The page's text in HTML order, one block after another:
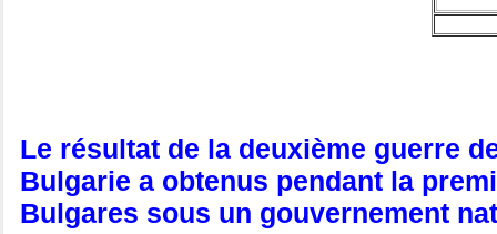
Le résultat de la deuxième guerre
Bulgarie a obtenus pendant la
Bulgares sous un gouvernement